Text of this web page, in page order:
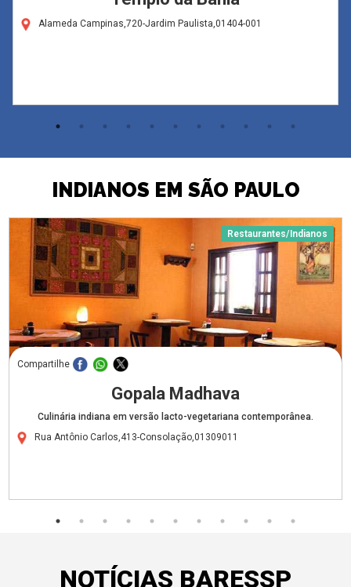
Alameda Campinas,720-Jardim Paulista,01404-001
INDIANOS EM SÃO PAULO
Restaurantes/Indianos
Compartilhe
Gopala Madhava
Culinária indiana em versão lacto-vegetariana contemporânea.
Rua Antônio Carlos,413-Consolação,01309011
NOTÍCIAS BARESSP